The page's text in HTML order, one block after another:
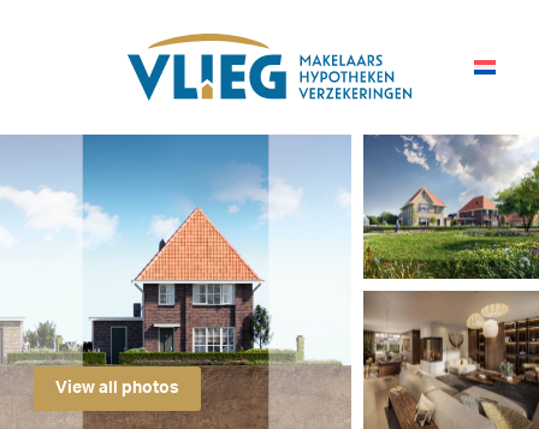
View all photos